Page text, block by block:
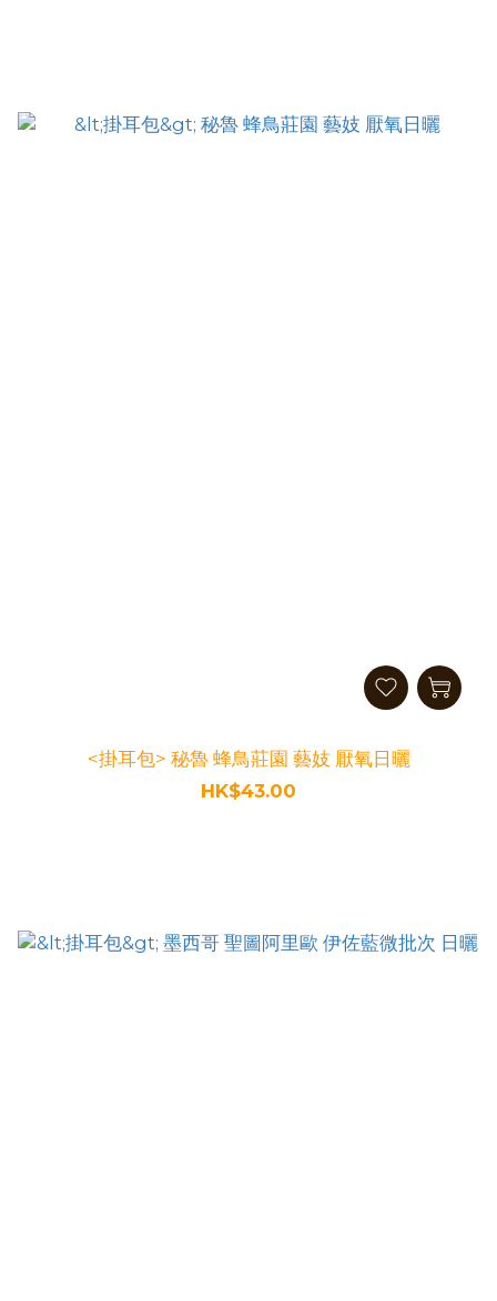
<掛耳包> 秘魯 蜂鳥莊園 藝妓 厭氧日曬
HK$43.00